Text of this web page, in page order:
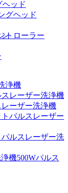
ン
ッド
グヘッド
トローラー
浄機
レーザー洗浄機
パルスレーザー洗
500Wパルス